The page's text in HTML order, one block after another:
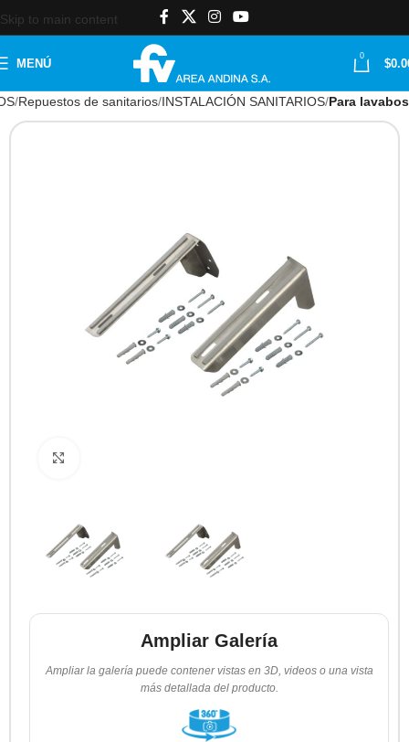
Skip to main content
MENÚ
0
$
Repuestos de sanitarios INSTALACIÓN SANITARIOS Para lavabos
Ampliar Galería
Ampliar la galería puede contener vistas en 3D, videos o una vista
más detallada del producto.